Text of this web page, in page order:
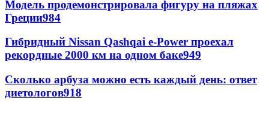
Модель продемонстрировала фигуру на пляжах
Греции984
Гибридный Nissan Qashqai e-Power проехал
рекордные 2000 км на одном баке949
Сколько арбуза можно есть каждый день: ответ
диетологов918